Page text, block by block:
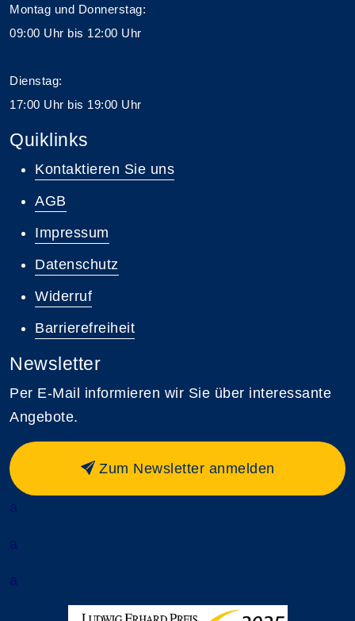
Montag und Donnerstag:
09:00 Uhr bis 12:00 Uhr
Dienstag:
17:00 Uhr bis 19:00 Uhr
Quiklinks
Kontaktieren Sie uns
AGB
Impressum
Datenschutz
Widerruf
Barrierefreiheit
Newsletter
Per E-Mail informieren wir Sie über interessante
Angebote.
Zum Newsletter anmelden
a
a
a